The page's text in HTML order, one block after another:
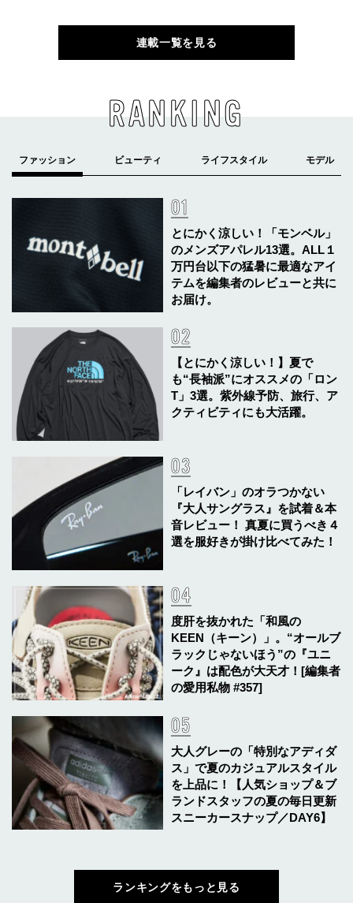
連載一覧を見る
RANKING
とにかく涼しい！「モンベル」
のメンズアパレル13選。ALL１
万円台以下の猛暑に最適なアイ
テムを編集者のレビューと共に
お届け。
【とにかく涼しい！】夏で
も“長袖派”にオススメの「ロン
T」3選。紫外線予防、旅行、ア
クティビティにも大活躍。
「レイバン」のオラつかない
『大人サングラス』を試着＆本
音レビュー！ 真夏に買うべき４
選を服好きが掛け比べてみた！
度肝を抜かれた「和風の
KEEN（キーン）」。“オールブ
ラックじゃないほう”の『ユニ
ーク』は配色が大天才！[編集者
の愛用私物 #357]
大人グレーの「特別なアディダ
ス」で夏のカジュアルスタイル
を上品に！【人気ショップ＆ブ
ランドスタッフの夏の毎日更新
スニーカースナップ／DAY6】
ランキングをもっと見る